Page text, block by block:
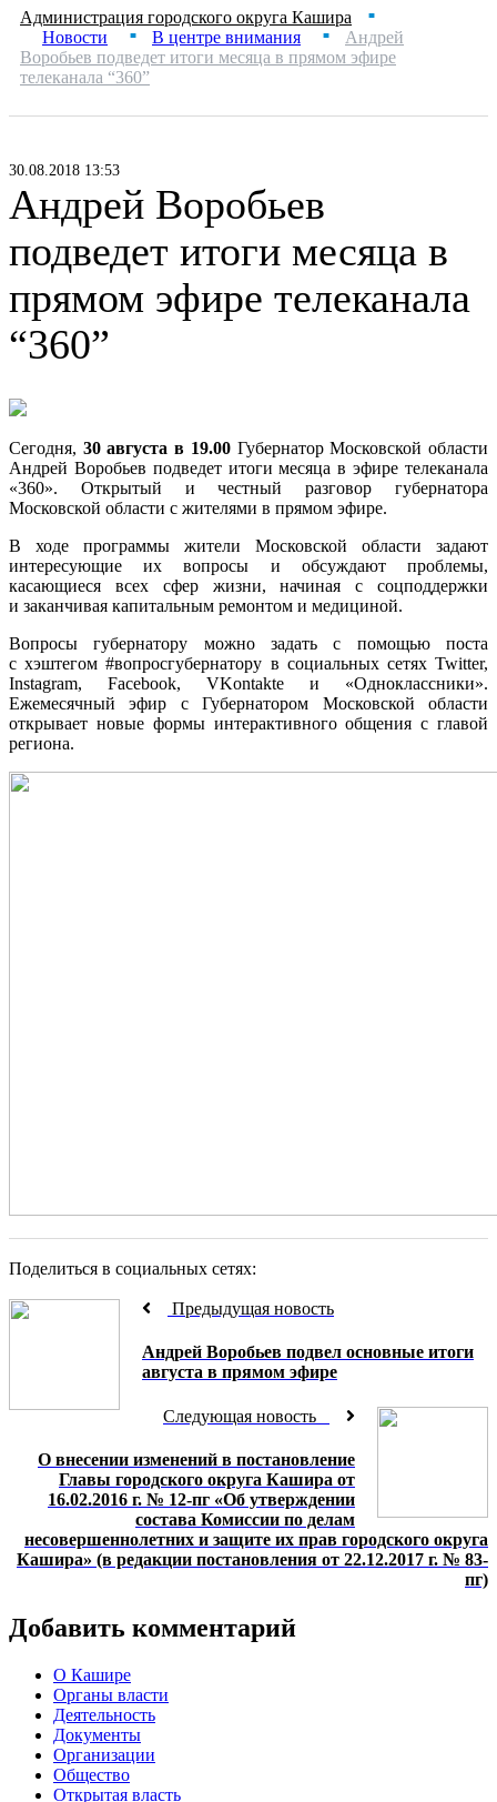
Администрация городского округа Кашира ■
Новости ■ В центре внимания ■
Андрей
Воробьев подведет итоги месяца в прямом эфире
телеканала “360”
30.08.2018 13:53
Андрей Воробьев
подведет итоги месяца в
прямом эфире телеканала
“360”
Сегодня, 30 августа в 19.00Губернатор Московской области
Андрей Воробьев подведет итоги месяца в эфире телеканала
«360». Открытый и честный разговор губернатора
Московской области с жителями в прямом эфире.
В ходе программы жители Московской области задают
интересующие их вопросы и обсуждают проблемы,
касающиеся всех сфер жизни, начиная с соцподдержки
и заканчивая капитальным ремонтом и медициной.
Вопросы губернатору можно задать с помощью поста
с хэштегом #вопросгубернатору в социальных сетях Twitter,
Instagram, Facebook, VKontakte и «Одноклассники».
Ежемесячный эфир с Губернатором Московской области
открывает новые формы интерактивного общения с главой
региона.
Поделиться в социальных сетях:
Предыдущая новость
Андрей Воробьев подвел основные итоги
августа в прямом эфире
Следующая новость
О внесении изменений в постановление
Главы городского округа Кашира от
16.02.2016 г. № 12-пг «Об утверждении
состава Комиссии по делам
несовершеннолетних и защите их прав городского округа
Кашира» (в редакции постановления от 22.12.2017 г. № 83-
пг)
Добавить комментарий
О Кашире
Органы власти
Деятельность
Документы
Организации
Общество
Открытая власть